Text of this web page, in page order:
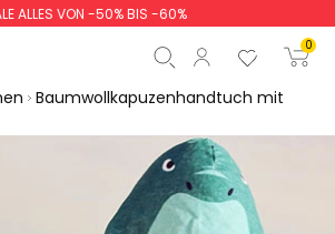
ALLES VON -50% BIS -60%
0
Baumwollkapuzenhandtuch mit